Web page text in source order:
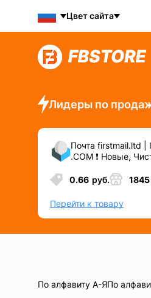
Цвет сайта
Лидеры по
Почта firstmail.ltd |
.COM ❗️ Новые,
прочих
0.66 руб. 1845
Перейти к товару
По алфавиту А-ЯПо